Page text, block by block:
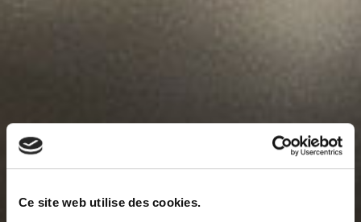
Ce site web utilise des cookies.